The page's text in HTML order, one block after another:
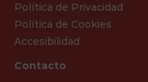
Política de Privacidad
Política de Cookies
Accesibilidad
Contacto